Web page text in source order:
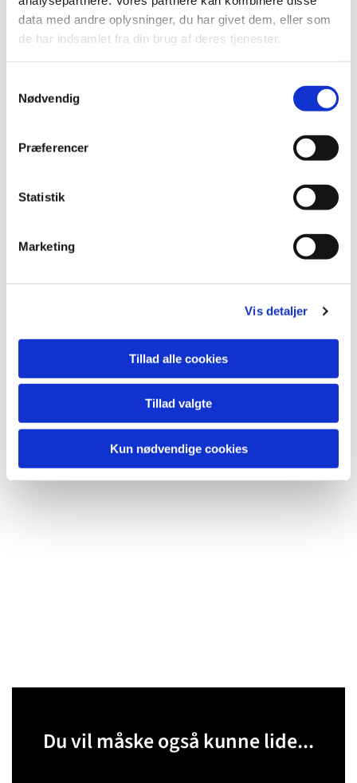
data med andre oplysninger, du har givet dem, eller som
de har indsamlet fra din brug af deres tjenester.
Nødvendig
Præferencer
Statistik
Marketing
Vis detaljer
Tillad alle cookies
Tillad valgte
Kun nødvendige cookies
Du vil måske også kunne lide...